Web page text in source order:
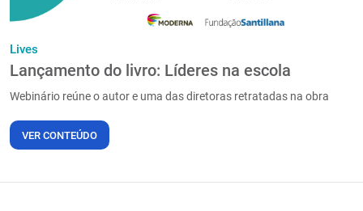
Lives
Lançamento do livro: Líderes na escola
Webinário reúne o autor e uma das diretoras retratadas na obra
VER CONTEÚDO